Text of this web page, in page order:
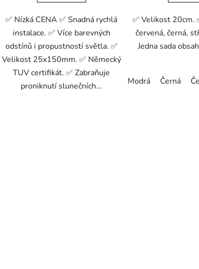
✅ Nízká CENA ✅ Snadná rychlá
instalace. ✅ Více barevných
odstínů i propustností světla. ✅
Velikost 25x150mm. ✅ Německý
TUV certifikát. ✅ Zabraňuje
proniknutí slunečních...
✅ Velikost 20cm.
červená, černá,
Jedna sada
Modrá Černá